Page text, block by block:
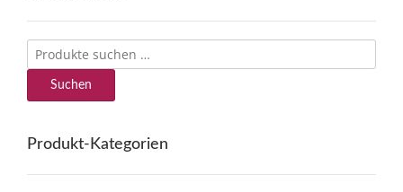
Suchen
nach:
Suchen
Produkt-Kategorien